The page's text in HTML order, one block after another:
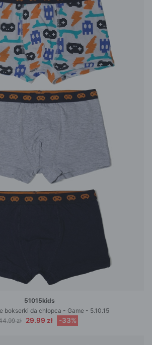
51015kids
bokserki da chłopca - Game - 5.10.15
zł 29.99 zł -33%